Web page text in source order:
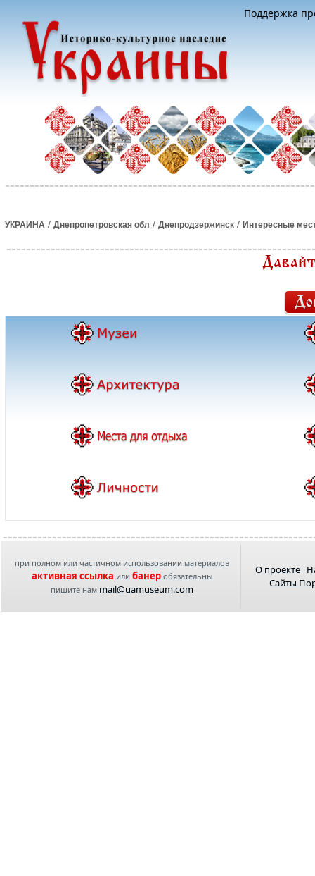
Поддержка
УКРАИНА / Днепропетровская обл / Днепродзержинск / Интересные
при полном или частичном использовании материалов
активная ссылка или банеробязательны
пишите нам mail@uamuseum.com
О проекте
Сайты